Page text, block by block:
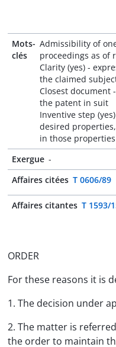
Mots-
clés
Admissibility of
proceedings as of
Clarity (yes) -
the claimed
Closest document
the patent in suit
Inventive step
desired
in those properties
Exergue -
Affaires citées T 0606/89
Affaires citantes T 1593/
ORDER
For these reasons it is
1. The decision under
2. The matter is
the order to maintain